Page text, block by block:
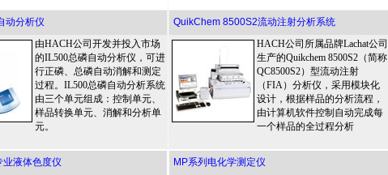
动分析仪
由HACH公司开发并投入市场
的IL500总磷自动分析仪，可进
行正磷、总磷自动消解和测定
过程。IL500总磷自动分析系统
由三个单元组成：控制单元、
样品转换单元、消解和分析单
元。
QuikChem 8500S2流动注射分析系统
HACH公司所属品牌Lachat公司
生产的Quikchem 8500S2（简称
QC8500S2）型流动注射
（FIA）分析仪，采用模块化
设计，根据样品的分析流程，
由计算机软件控制自动完成每
一个样品的全过程分析
业液体色度仪
MP系列电化学测定仪